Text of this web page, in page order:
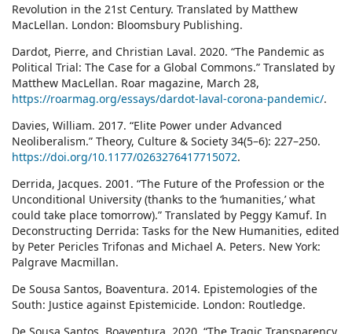
Revolution in the 21st Century. Translated by Matthew
MacLellan. London: Bloomsbury Publishing.
Dardot, Pierre, and Christian Laval. 2020. “The Pandemic as
Political Trial: The Case for a Global Commons.” Translated by
Matthew MacLellan. Roar magazine, March 28,
https://roarmag.org/essays/dardot-laval-corona-pandemic/.
Davies, William. 2017. “Elite Power under Advanced
Neoliberalism.” Theory, Culture & Society 34(5–6): 227–250.
https://doi.org/10.1177/0263276417715072.
Derrida, Jacques. 2001. “The Future of the Profession or the
Unconditional University (thanks to the ‘humanities,’ what
could take place tomorrow).” Translated by Peggy Kamuf. In
Deconstructing Derrida: Tasks for the New Humanities, edited
by Peter Pericles Trifonas and Michael A. Peters. New York:
Palgrave Macmillan.
De Sousa Santos, Boaventura. 2014. Epistemologies of the
South: Justice against Epistemicide. London: Routledge.